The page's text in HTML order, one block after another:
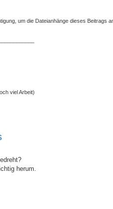
um die Dateianhänge dieses Beitrags
viel Arbeit)
herum.